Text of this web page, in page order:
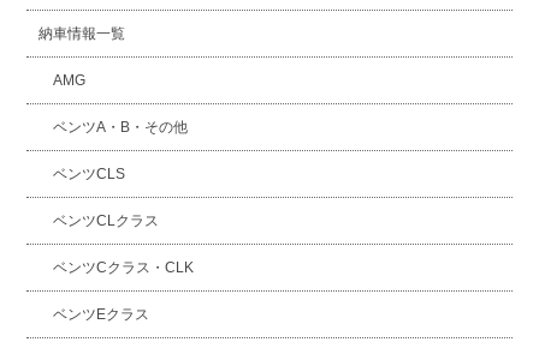
納車情報一覧
AMG
ベンツA・B・その他
ベンツCLS
ベンツCLクラス
ベンツCクラス・CLK
ベンツEクラス